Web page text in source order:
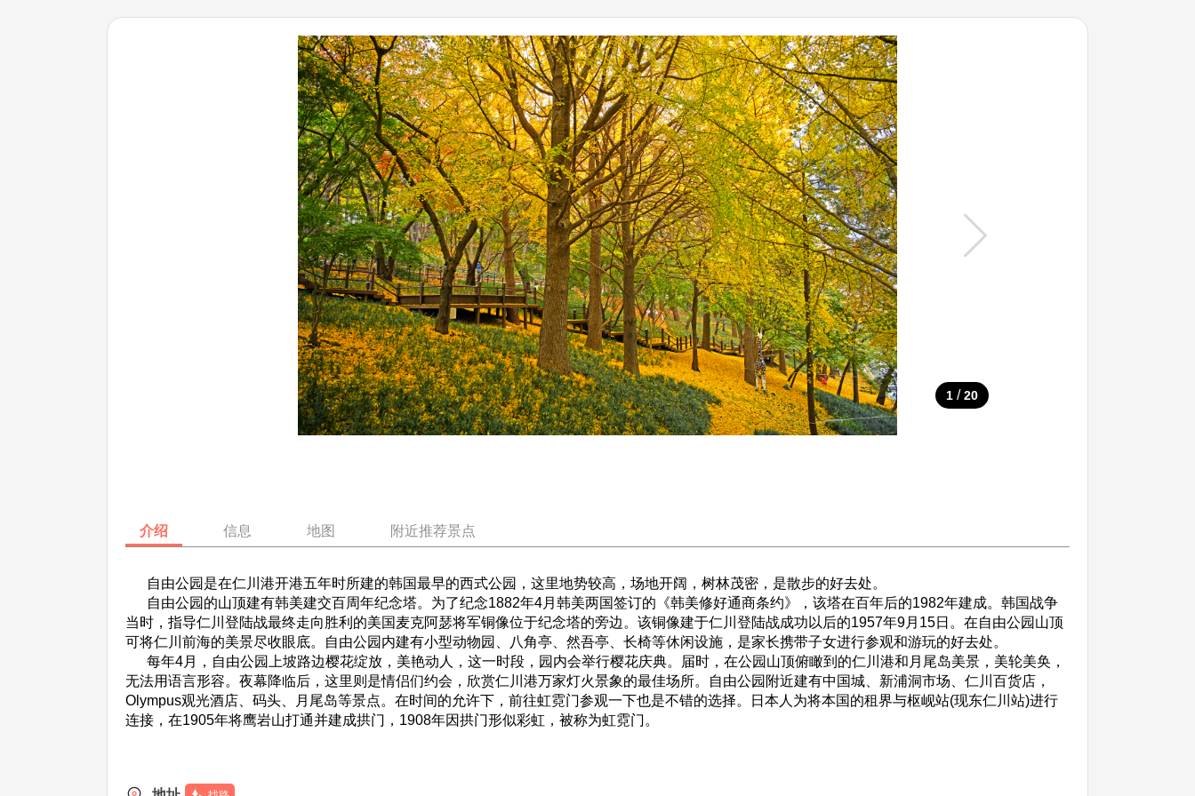
1 / 20
介绍 信息 地图 附近推荐景点
自由公园是在仁川港开港五年时所建的韩国最早的西式公园，这里地势较高，场地开阔，树林茂密，是散步的好去处。
自由公园的山顶建有韩美建交百周年纪念塔。为了纪念1882年4月韩美两国签订的《韩美修好通商条约》，该塔在百年后的1982年建成。韩国战争
当时，指导仁川登陆战最终走向胜利的美国麦克阿瑟将军铜像位于纪念塔的旁边。该铜像建于仁川登陆战成功以后的1957年9月15日。在自由公园山顶
可将仁川前海的美景尽收眼底。自由公园内建有小型动物园、八角亭、然吾亭、长椅等休闲设施，是家长携带子女进行参观和游玩的好去处。
每年4月，自由公园上坡路边樱花绽放，美艳动人，这一时段，园内会举行樱花庆典。届时，在公园山顶俯瞰到的仁川港和月尾岛美景，美轮美奂，
无法用语言形容。夜幕降临后，这里则是情侣们约会，欣赏仁川港万家灯火景象的最佳场所。自由公园附近建有中国城、新浦洞市场、仁川百货店，
Olympus观光酒店、码头、月尾岛等景点。在时间的允许下，前往虹霓门参观一下也是不错的选择。日本人为将本国的租界与枢岘站(现东仁川站)进行
连接，在1905年将鹰岩山打通并建成拱门，1908年因拱门形似彩虹，被称为虹霓门。